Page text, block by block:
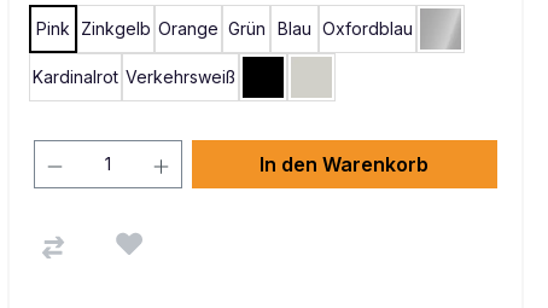
Pink Zinkgelb Orange Grün Blau Oxfordblau
Kardinalrot Verkehrsweiß
In den Warenkorb